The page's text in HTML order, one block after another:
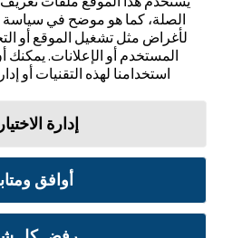
الصلة، كما هو موضح في سياسة
لأغراض مثل تشغيل الموقع أو
المستخدم أو الإعلانات. يمكنك
استخدامنا لهذه التقنيات أو
إدارة
أوافق